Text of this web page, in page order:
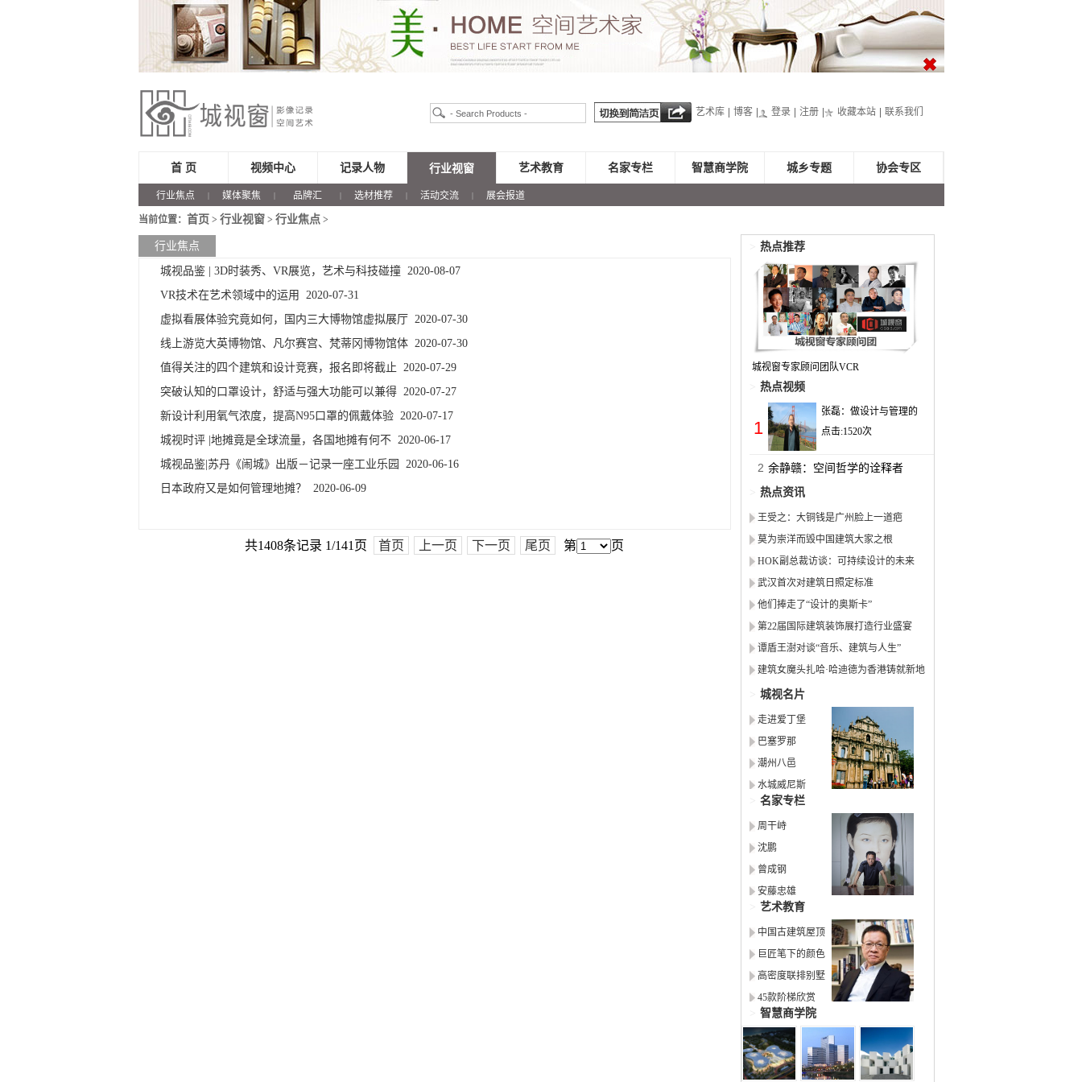
艺术库 博客 登录 注册 收藏本站 联系我们
首 页 视频中心 记录人物 行业视窗
行业焦点 | 媒体聚焦 | 品牌汇 | 选材推荐 | 活动交流 | 展会报道
艺术教育 名家专栏 智慧商学院 城乡专题 协会专区
当前位置： 首页 > 行业视窗> 行业焦点>
行业焦点
城视品鉴 | 3D时装秀、VR展览，艺术与科技碰撞 2020-08-07
VR技术在艺术领域中的运用 2020-07-31
虚拟看展体验究竟如何，国内三大博物馆虚拟展厅 2020-07-30
线上游览大英博物馆、凡尔赛宫、梵蒂冈博物馆体 2020-07-30
值得关注的四个建筑和设计竞赛，报名即将截止 2020-07-29
突破认知的口罩设计，舒适与强大功能可以兼得 2020-07-27
新设计利用氧气浓度，提高N95口罩的佩戴体验 2020-07-17
城视时评 |地摊竟是全球流量，各国地摊有何不 2020-06-17
城视品鉴|苏丹《闹城》出版－记录一座工业乐园 2020-06-16
日本政府又是如何管理地摊？ 2020-06-09
共1408条记录 1/141页 首页 上一页 下一页 尾页 第 页
热点推荐
城视窗专家顾问团队VCR
热点视频
1
张磊：做设计与管理的
点击:1520次
2 余静赣：空间哲学的诠释者
热点资讯
王受之：大铜钱是广州脸上一道疤
莫为崇洋而毁中国建筑大家之根
HOK副总裁访谈：可持续设计的未来
武汉首次对建筑日照定标准
他们捧走了“设计的奥斯卡”
第22届国际建筑装饰展打造行业盛宴
谭盾王澍对谈“音乐、建筑与人生”
建筑女魔头扎哈·哈迪德为香港铸就新地
标
城视名片
走进爱丁堡
巴塞罗那
潮州八邑
水城威尼斯
名家专栏
周干峙
沈鹏
曾成钢
安藤忠雄
艺术教育
中国古建筑屋顶
巨匠笔下的颜色
高密度联排别墅
45款阶梯欣赏
智慧商学院